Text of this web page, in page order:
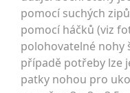
pomocí suchých
pomocí háčků (viz
polohovatelné nohy
případě potřeby lze
patky nohou pro